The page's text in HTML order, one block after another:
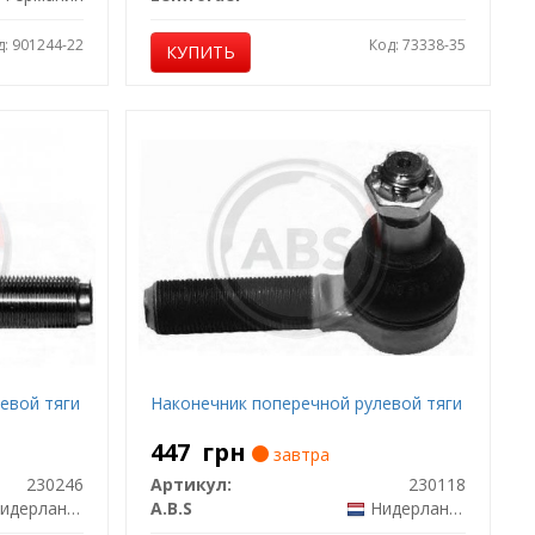
901244-22 КУПИТЬ Код: 73338-35
тяги
230246
Наконечник поперечной рулевой тяги
447 грн
завтра
Артикул:
230118
A.B.S
Нидерланды